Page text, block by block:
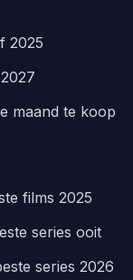
2025
maand te koop
films 2025
series ooit
series 2026